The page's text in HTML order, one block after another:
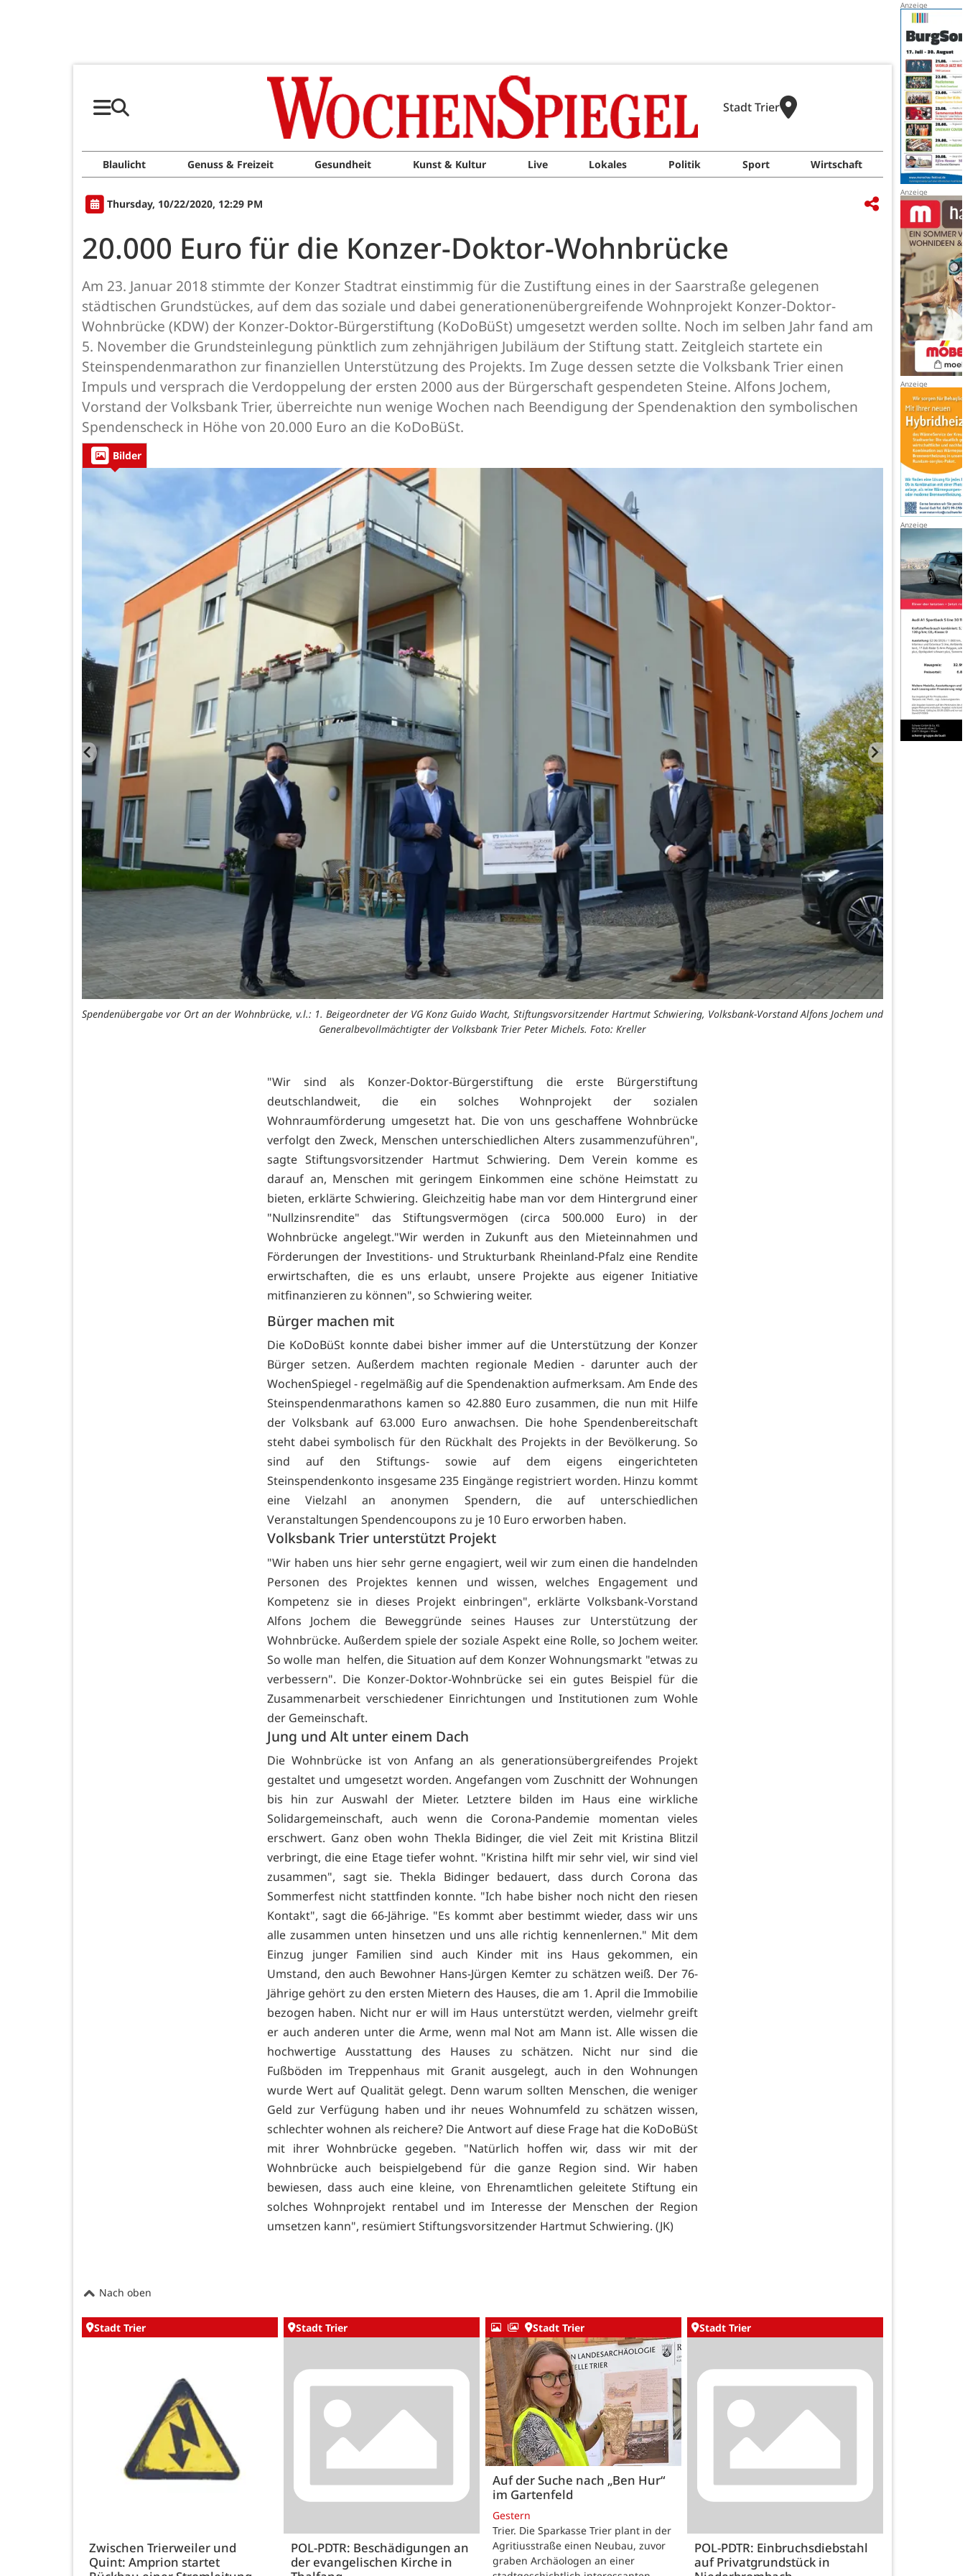
Stadt Trier
Blaulicht Genuss & Freizeit Gesundheit Kunst & Kultur Live Lokales Politik Sport Wirtschaft
Thursday, 10/22/2020, 12:29 PM
20.000 Euro für die Konzer-Doktor-Wohnbrücke
Am 23. Januar 2018 stimmte der Konzer Stadtrat einstimmig für die Zustiftung eines in der Saarstraße gelegenen
städtischen Grundstückes, auf dem das soziale und dabei generationenübergreifende Wohnprojekt Konzer-Doktor-
Wohnbrücke (KDW) der Konzer-Doktor-Bürgerstiftung (KoDoBüSt) umgesetzt werden sollte. Noch im selben Jahr fand am
5. November die Grundsteinlegung pünktlich zum zehnjährigen Jubiläum der Stiftung statt. Zeitgleich startete ein
Steinspendenmarathon zur finanziellen Unterstützung des Projekts. Im Zuge dessen setzte die Volksbank Trier einen
Impuls und versprach die Verdoppelung der ersten 2000 aus der Bürgerschaft gespendeten Steine. Alfons Jochem,
Vorstand der Volksbank Trier, überreichte nun wenige Wochen nach Beendigung der Spendenaktion den symbolischen
Spendenscheck in Höhe von 20.000 Euro an die KoDoBüSt.
Bilder
Spendenübergabe vor Ort an der Wohnbrücke, v.l.: 1. Beigeordneter der VG Konz Guido Wacht, Stiftungsvorsitzender Hartmut Schwiering, Volksbank-Vorstand Alfons Jochem und
Generalbevollmächtigter der Volksbank Trier Peter Michels. Foto: Kreller
"Wir sind als Konzer-Doktor-Bürgerstiftung die erste Bürgerstiftung
deutschlandweit, die ein solches Wohnprojekt der sozialen
Wohnraumförderung umgesetzt hat. Die von uns geschaffene Wohnbrücke
verfolgt den Zweck, Menschen unterschiedlichen Alters zusammenzuführen",
sagte Stiftungsvorsitzender Hartmut Schwiering. Dem Verein komme es
darauf an, Menschen mit geringem Einkommen eine schöne Heimstatt zu
bieten, erklärte Schwiering. Gleichzeitig habe man vor dem Hintergrund einer
"Nullzinsrendite" das Stiftungsvermögen (circa 500.000 Euro) in der
Wohnbrücke angelegt."Wir werden in Zukunft aus den Mieteinnahmen und
Förderungen der Investitions- und Strukturbank Rheinland-Pfalz eine Rendite
erwirtschaften, die es uns erlaubt, unsere Projekte aus eigener Initiative
mitfinanzieren zu können", so Schwiering weiter.
Bürger machen mit
Die KoDoBüSt konnte dabei bisher immer auf die Unterstützung der Konzer
Bürger setzen. Außerdem machten regionale Medien - darunter auch der
WochenSpiegel - regelmäßig auf die Spendenaktion aufmerksam. Am Ende des
Steinspendenmarathons kamen so 42.880 Euro zusammen, die nun mit Hilfe
der Volksbank auf 63.000 Euro anwachsen. Die hohe Spendenbereitschaft
steht dabei symbolisch für den Rückhalt des Projekts in der Bevölkerung. So
sind auf den Stiftungs- sowie auf dem eigens eingerichteten
Steinspendenkonto insgesame 235 Eingänge registriert worden. Hinzu kommt
eine Vielzahl an anonymen Spendern, die auf unterschiedlichen
Veranstaltungen Spendencoupons zu je 10 Euro erworben haben.
Volksbank Trier unterstützt Projekt
"Wir haben uns hier sehr gerne engagiert, weil wir zum einen die handelnden
Personen des Projektes kennen und wissen, welches Engagement und
Kompetenz sie in dieses Projekt einbringen", erklärte Volksbank-Vorstand
Alfons Jochem die Beweggründe seines Hauses zur Unterstützung der
Wohnbrücke. Außerdem spiele der soziale Aspekt eine Rolle, so Jochem weiter.
So wolle man helfen, die Situation auf dem Konzer Wohnungsmarkt "etwas zu
verbessern". Die Konzer-Doktor-Wohnbrücke sei ein gutes Beispiel für die
Zusammenarbeit verschiedener Einrichtungen und Institutionen zum Wohle
der Gemeinschaft.
Jung und Alt unter einem Dach
Die Wohnbrücke ist von Anfang an als generationsübergreifendes Projekt
gestaltet und umgesetzt worden. Angefangen vom Zuschnitt der Wohnungen
bis hin zur Auswahl der Mieter. Letztere bilden im Haus eine wirkliche
Solidargemeinschaft, auch wenn die Corona-Pandemie momentan vieles
erschwert. Ganz oben wohn Thekla Bidinger, die viel Zeit mit Kristina Blitzil
verbringt, die eine Etage tiefer wohnt. "Kristina hilft mir sehr viel, wir sind viel
zusammen", sagt sie. Thekla Bidinger bedauert, dass durch Corona das
Sommerfest nicht stattfinden konnte. "Ich habe bisher noch nicht den riesen
Kontakt", sagt die 66-Jährige. "Es kommt aber bestimmt wieder, dass wir uns
alle zusammen unten hinsetzen und uns alle richtig kennenlernen." Mit dem
Einzug junger Familien sind auch Kinder mit ins Haus gekommen, ein
Umstand, den auch Bewohner Hans-Jürgen Kemter zu schätzen weiß. Der 76-
Jährige gehört zu den ersten Mietern des Hauses, die am 1. April die Immobilie
bezogen haben. Nicht nur er will im Haus unterstützt werden, vielmehr greift
er auch anderen unter die Arme, wenn mal Not am Mann ist. Alle wissen die
hochwertige Ausstattung des Hauses zu schätzen. Nicht nur sind die
Fußböden im Treppenhaus mit Granit ausgelegt, auch in den Wohnungen
wurde Wert auf Qualität gelegt. Denn warum sollten Menschen, die weniger
Geld zur Verfügung haben und ihr neues Wohnumfeld zu schätzen wissen,
schlechter wohnen als reichere? Die Antwort auf diese Frage hat die KoDoBüSt
mit ihrer Wohnbrücke gegeben. "Natürlich hoffen wir, dass wir mit der
Wohnbrücke auch beispielgebend für die ganze Region sind. Wir haben
bewiesen, dass auch eine kleine, von Ehrenamtlichen geleitete Stiftung ein
solches Wohnprojekt rentabel und im Interesse der Menschen der Region
umsetzen kann", resümiert Stiftungsvorsitzender Hartmut Schwiering. (JK)
Nach oben
Stadt Trier
Zwischen Trierweiler und
Quint: Amprion startet
Stadt Trier
POL-PDTR: Beschädigungen an
der evangelischen Kirche in
Stadt Trier
Auf der Suche nach „Ben Hur“
im Gartenfeld
Gestern
Trier. Die Sparkasse Trier plant in der
Agritiusstraße einen Neubau, zuvor
graben Archäologen an einer
Stadt Trier
POL-PDTR: Einbruchsdiebstahl
auf Privatgrundstück in